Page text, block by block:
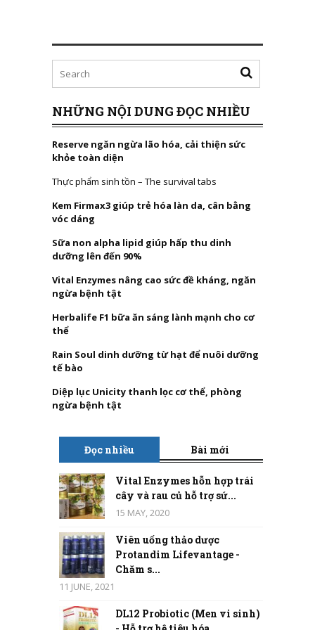
NHỮNG NỘI DUNG ĐỌC NHIỀU
Reserve ngăn ngừa lão hóa, cải thiện sức
khỏe toàn diện
Thực phẩm sinh tồn – The survival tabs
Kem Firmax3 giúp trẻ hóa làn da, cân bằng
vóc dáng
Sữa non alpha lipid giúp hấp thu dinh
dưỡng lên đến 90%
Vital Enzymes nâng cao sức đề kháng, ngăn
ngừa bệnh tật
Herbalife F1 bữa ăn sáng lành mạnh cho cơ
thể
Rain Soul dinh dưỡng từ hạt để nuôi dưỡng
tế bào
Diệp lục Unicity thanh lọc cơ thể, phòng
ngừa bệnh tật
Đọc nhiều Bài mới
Vital Enzymes hỗn hợp trái
cây và rau củ hỗ trợ sứ...
15 MAY, 2020
Viên uống thảo dược
Protandim Lifevantage -
Chăm s...
11 JUNE, 2021
DL12 Probiotic (Men vi sinh)